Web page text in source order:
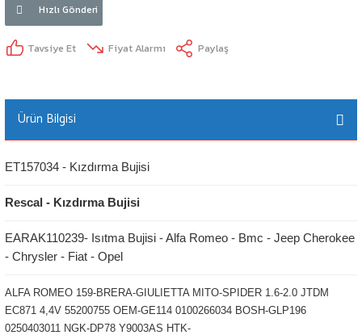
Hızlı Gönderi
Tavsiye Et Fiyat Alarmı Paylaş
Ürün Bilgisi
ET157034 - Kızdırma Bujisi
Rescal - Kızdırma Bujisi
EARAK110239- Isıtma Bujisi - Alfa Romeo - Bmc - Jeep Cherokee
- Chrysler - Fiat - Opel
ALFA ROMEO 159-BRERA-GIULIETTA MITO-SPIDER 1.6-2.0 JTDM
EC871 4,4V 55200755 OEM-GE114 0100266034 BOSH-GLP196
0250403011 NGK-DP78 Y9003AS HTK-